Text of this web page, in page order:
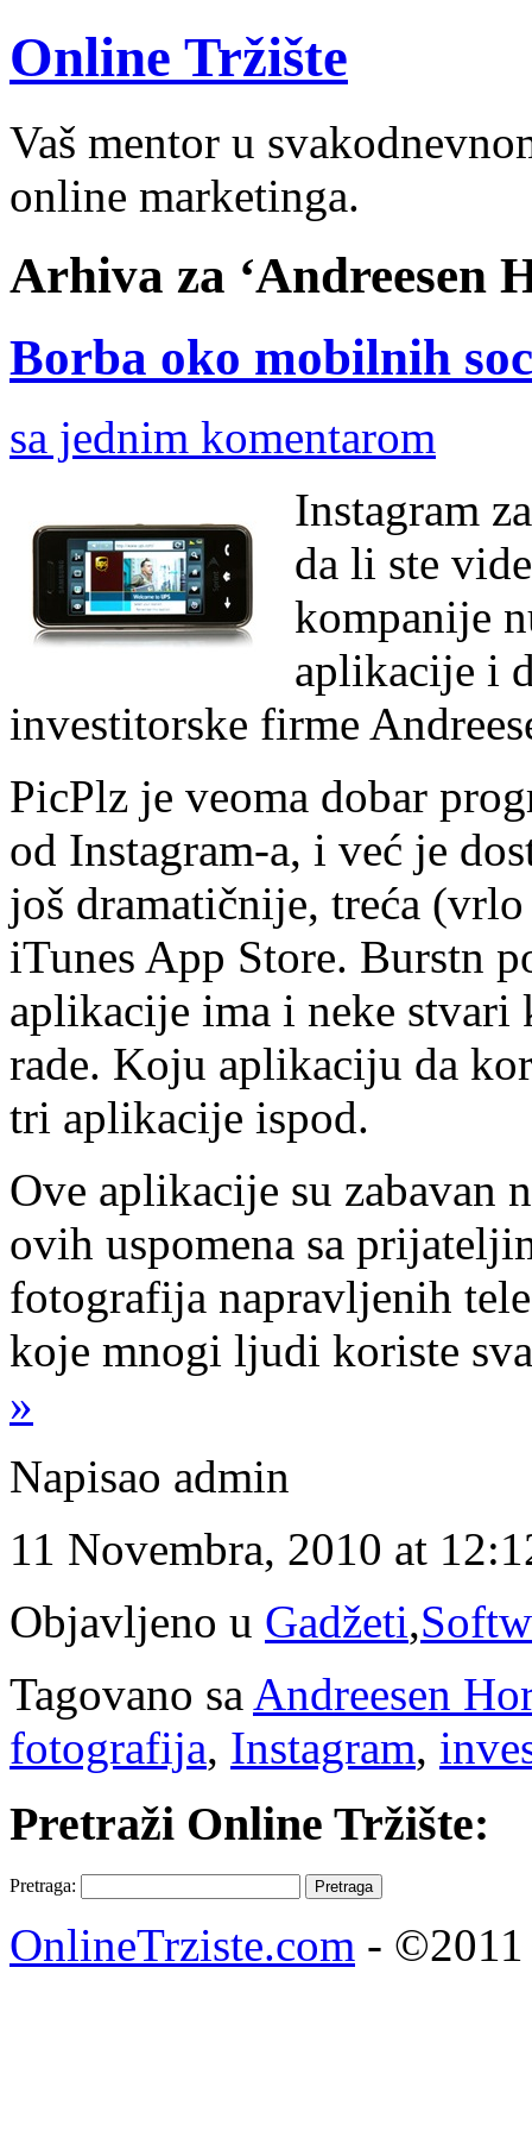
Online Tržište
Vaš mentor u
online marketinga.
Arhiva za ‘Andreesen
Borba oko mobilnih
sa jednim komentarom
Instagram
da li ste
kompanije
aplikacije i
investitorske firme
PicPlz je veoma dobar
od Instagram-a, i već je
još dramatičnije, treća
iTunes App Store. Burstn
aplikacije ima i neke
rade. Koju aplikaciju da
tri aplikacije ispod.
Ove aplikacije su zabavan
ovih uspomena sa
fotografija napravljenih
koje mnogi ljudi koriste
»
Napisao admin
11 Novembra, 2010 at
Objavljeno u Gadžeti,
Tagovano sa Andreesen
fotografija, Instagram,
Pretraži Online Tržište:
Pretraga:
OnlineTrziste.com - ©2011